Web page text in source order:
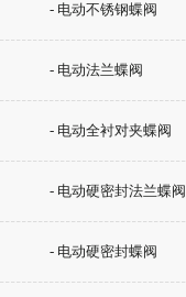
- 电动不锈钢蝶阀
- 电动法兰蝶阀
- 电动全衬对夹蝶阀
- 电动硬密封法兰蝶阀
- 电动硬密封蝶阀